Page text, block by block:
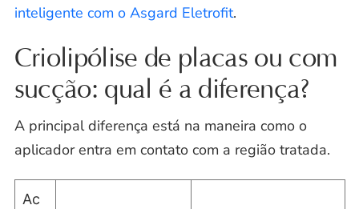
inteligente com o Asgard Eletrofit.
Criolipólise de placas ou com
sucção: qual é a diferença?
A principal diferença está na maneira como o
aplicador entra em contato com a região tratada.
Ac